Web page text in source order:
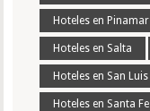
Hoteles en Pinamar
Hoteles en Salta
Hoteles en San Luis
Hoteles en Santa Fe